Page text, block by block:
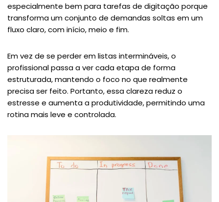
especialmente bem para tarefas de digitação porque
transforma um conjunto de demandas soltas em um
fluxo claro, com início, meio e fim.
Em vez de se perder em listas intermináveis, o
profissional passa a ver cada etapa de forma
estruturada, mantendo o foco no que realmente
precisa ser feito. Portanto, essa clareza reduz o
estresse e aumenta a produtividade, permitindo uma
rotina mais leve e controlada.